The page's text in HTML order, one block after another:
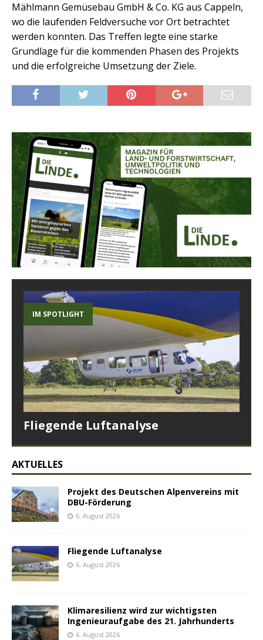
Mählmann Gemüsebau GmbH & Co. KG aus Cappeln,
wo die laufenden Feldversuche vor Ort betrachtet
werden konnten. Das Treffen legte eine starke
Grundlage für die kommenden Phasen des Projekts
und die erfolgreiche Umsetzung der Ziele.
IM SPOTLIGHT
Fliegende Luftanalyse
AKTUELLES
Projekt des Deutschen Alpenvereins mit
DBU-Förderung
6. August 2026
Fliegende Luftanalyse
6. August 2026
Klimaresilienz wird zur wichtigsten
Ingenieuraufgabe des 21. Jahrhunderts
6. August 2026